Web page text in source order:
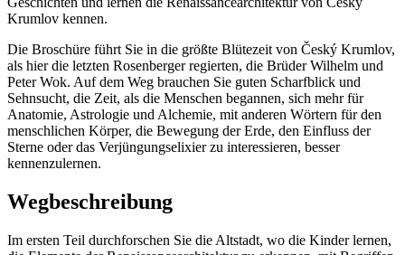
Krumlov kennen.
Die Broschüre führt Sie in die größte Blütezeit von Český Krumlov,
als hier die letzten Rosenberger regierten, die Brüder Wilhelm und
Peter Wok. Auf dem Weg brauchen Sie guten Scharfblick und
Sehnsucht, die Zeit, als die Menschen begannen, sich mehr für
Anatomie, Astrologie und Alchemie, mit anderen Wörtern für den
menschlichen Körper, die Bewegung der Erde, den Einfluss der
Sterne oder das Verjüngungselixier zu interessieren, besser
kennenzulernen.
Wegbeschreibung
Im ersten Teil durchforschen Sie die Altstadt, wo die Kinder lernen,